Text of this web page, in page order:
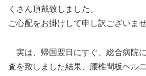
くさん頂戴致しました。
ご心配をお掛けして申し訳ございませ
実は、帰国翌日にすぐ、総合病院
査を致しました結果、腰椎間板ヘル